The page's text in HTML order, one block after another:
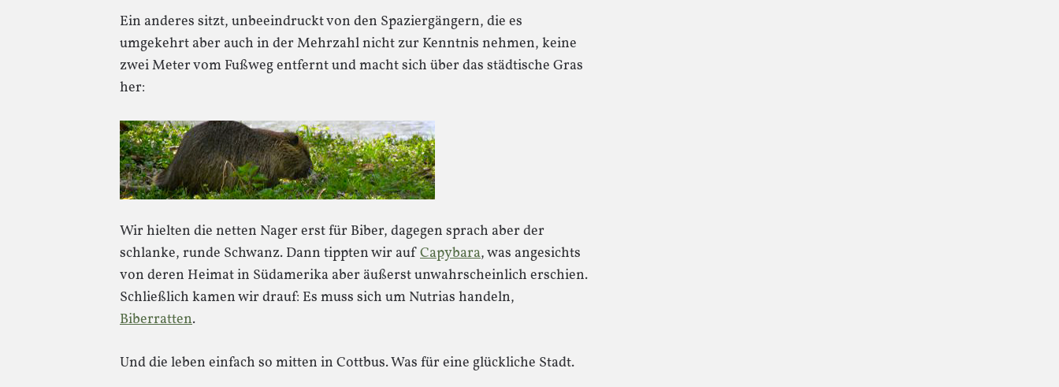
Ein anderes sitzt, unbeeindruckt von den Spaziergängern, die es
umgekehrt aber auch in der Mehrzahl nicht zur Kenntnis nehmen, keine
zwei Meter vom Fußweg entfernt und macht sich über das städtische Gras
her:
Wir hielten die netten Nager erst für Biber, dagegen sprach aber der
schlanke, runde Schwanz. Dann tippten wir aufCapybara, was angesichts
von deren Heimat in Südamerika aber äußerst unwahrscheinlich erschien.
Schließlich kamen wir drauf: Es muss sich um Nutrias handeln,
Biberratten.
Und die leben einfach so mitten in Cottbus. Was für eine glückliche Stadt.